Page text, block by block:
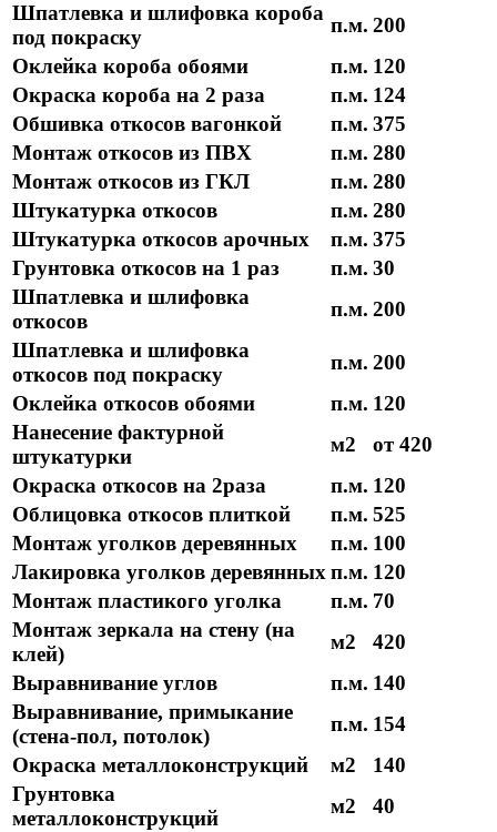
Шпатлевка и шлифовка короба
под покраску
п.м. 200
Оклейка короба обоями
п.м. 120
Окраска короба на 2 раза
п.м. 124
Обшивка откосов вагонкой
п.м. 375
Монтаж откосов из ПВХ
п.м. 280
Монтаж откосов из ГКЛ
п.м. 280
Штукатурка откосов
п.м. 280
Штукатурка откосов арочных
п.м. 375
Грунтовка откосов на 1 раз
п.м. 30
Шпатлевка и шлифовка
откосов
п.м. 200
Шпатлевка и шлифовка
откосов под покраску
п.м. 200
Оклейка откосов обоями
п.м. 120
Нанесение фактурной
штукатурки
м2
от 420
Окраска откосов на 2раза
п.м. 120
Облицовка откосов плиткой
п.м. 525
Монтаж уголков деревянных
п.м. 100
Лакировка уголков деревянных п.м. 120
Монтаж пластикого уголка
п.м. 70
Монтаж зеркала на стену (на
клей)
м2
420
Выравнивание углов
п.м. 140
Выравнивание, примыкание
(стена-пол, потолок)
п.м. 154
Окраска металлоконструкций
м2
140
Грунтовка
металлоконструкций
м2
40